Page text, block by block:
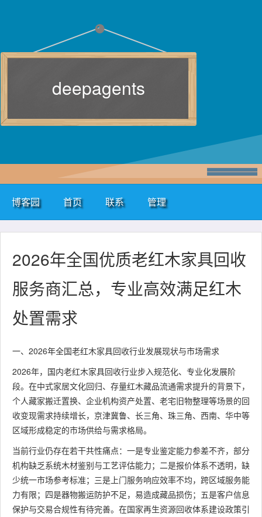
deepagents
博客园 首页 联系 管理
2026年全国优质老红木家具回收
服务商汇总，专业高效满足红木
处置需求
一、2026年全国老红木家具回收行业发展现状与市场需求
2026年，国内老红木家具回收行业步入规范化、专业化发展阶
段。在中式家居文化回归、存量红木藏品流通需求提升的背景下，
个人藏家搬迁置换、企业机构资产处置、老宅旧物整理等场景的回
收变现需求持续增长，京津冀鲁、长三角、珠三角、西南、华中等
区域形成稳定的市场供给与需求格局。
当前行业仍存在若干共性痛点：一是专业鉴定能力参差不齐，部分
机构缺乏系统木材鉴别与工艺评估能力；二是报价体系不透明，缺
少统一市场参考标准；三是上门服务响应效率不均，跨区域服务能
力有限；四是器物搬运防护不足，易造成藏品损伤；五是客户信息
保护与交易合规性有待完善。在国家再生资源回收体系建设政策引